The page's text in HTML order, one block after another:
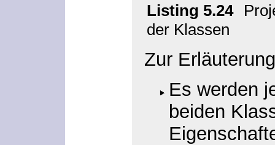
Listing 5.24
der Klassen
Zur
Es werden
beiden